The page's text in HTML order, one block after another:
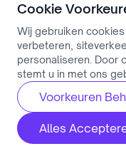
Klaar
Neem vandaag
Cookie
Wij gebruiken
verbeteren,
personaliseren. Door
stemt u in met ons
Voorkeuren
Alles